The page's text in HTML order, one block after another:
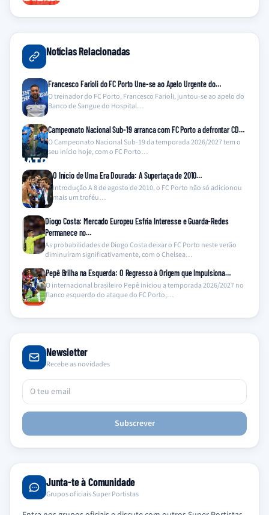
Notícias Relacionadas
Francesco Farioli do FC Porto Une-se ao Apelo Urgente do…
O treinador do FC Porto, Francesco Farioli, juntou-se ao apelo do
Banco de Sangue do Hospital…
Campeonato Nacional Sub-19 arranca com FC Porto a defrontar CD…
O Campeonato Nacional Sub-19 da temporada 2026/2027 tem o
seu início hoje, com o FC Porto…
O Início de Uma Era Dourada: A Supertaça de 2010…
Introdução A 8 de agosto de 2010, o FC Porto não só adicionou
mais um troféu…
Diogo Costa: Mercado Europeu Esfria Interesse e Guarda-Redes
Permanece no…
As probabilidades de Diogo Costa deixar o FC Porto neste verão
diminuíram significativamente, com o Chelsea…
Pepê Brilha na Esquerda: O Regresso à Origem que Impulsiona…
O internacional brasileiro Pepê iniciou a temporada 2026/2027 no
flanco esquerdo do ataque do FC Porto,…
Newsletter
Recebe as novidades
Subscrever
Junta-te à Comunidade
Grupos oficiais Super Portistas